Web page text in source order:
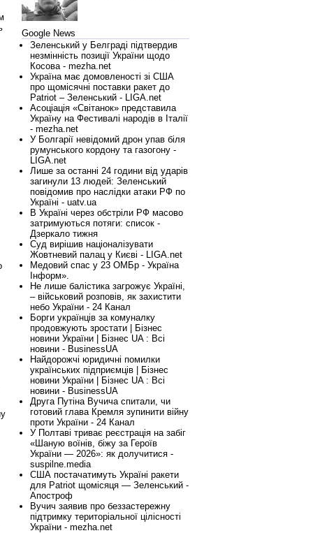
Google News
Зеленський у Белграді підтвердив
незмінність позиції України щодо
Косова - mezha.net
Україна має домовленості зі США
про щомісячні поставки ракет до
Patriot – Зеленський - LIGA.net
Асоціація «Світанок» представила
Україну на Фестивалі народів в Італії
- mezha.net
У Болгарії невідомий дрон упав біля
румунського кордону та газогону -
LIGA.net
Лише за останні 24 години від ударів
загинули 13 людей: Зеленський
повідомив про наслідки атаки РФ по
Україні - uatv.ua
В Україні через обстріли РФ масово
затримуються потяги: список -
Дзеркало тижня
Суд вирішив націоналізувати
Жовтневий палац у Києві - LIGA.net
Медовий спас у 23 ОМБр - Україна
Інформ».
Не лише балістика загрожує Україні,
– військовий розповів, як захистити
небо України - 24 Канал
Борги українців за комуналку
продовжують зростати | Бізнес
новини України | Бізнес UA : Всі
новини - BusinessUA
Найдорожчі юридичні помилки
українських підприємців | Бізнес
новини України | Бізнес UA : Всі
новини - BusinessUA
Друга Путіна Вучича спитали, чи
готовий глава Кремля зупинити війну
проти України - 24 Канал
У Полтаві триває реєстрація на забіг
«Шаную воїнів, біжу за Героїв
України — 2026»: як долучитися -
suspilne.media
США постачатимуть Україні ракети
для Patriot щомісяця — Зеленський -
Апостроф
Вучич заявив про беззастережну
підтримку територіальної цілісності
України - mezha.net